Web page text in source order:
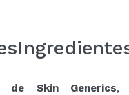
de Skin Generics,